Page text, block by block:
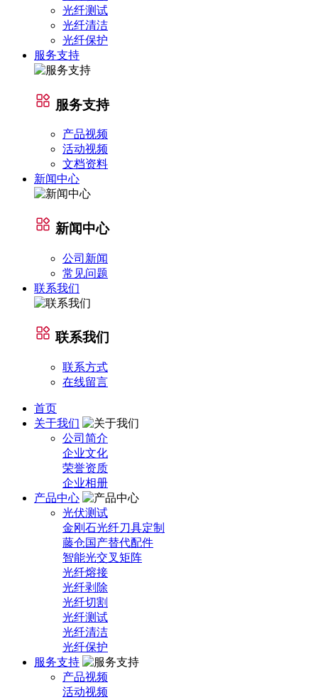
光纤测试
光纤清洁
光纤保护
服务支持
服务支持
产品视频
活动视频
文档资料
新闻中心
新闻中心
公司新闻
常见问题
联系我们
联系我们
联系方式
在线留言
首页
关于我们
公司简介
企业文化
荣誉资质
企业相册
产品中心
光伏测试
金刚石光纤刀具定制
藤仓国产替代配件
智能光交叉矩阵
光纤熔接
光纤剥除
光纤切割
光纤测试
光纤清洁
光纤保护
服务支持
产品视频
活动视频